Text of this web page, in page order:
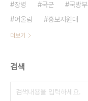
장병
국군 국방부
어울림
홍보지원대
더보기
검색